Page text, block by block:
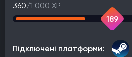
360/1 000 XP
189
Підключені платформи: